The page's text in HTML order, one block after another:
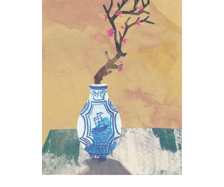
Rechte
Begleitmaterial
Kontakt
English